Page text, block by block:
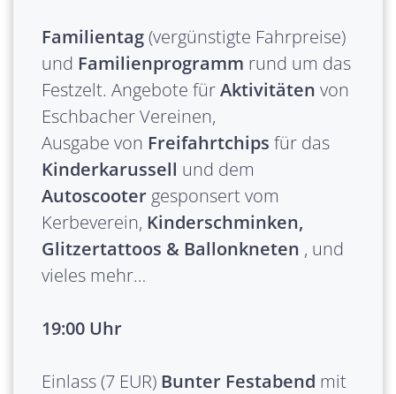
Familientag(vergünstigte Fahrpreise)
und Familienprogramm rund um das
Festzelt. Angebote fürAktivitäten von
Eschbacher Vereinen,
Ausgabe von Freifahrtchips für das
Kinderkarussell und dem
Autoscooter gesponsert vom
Kerbeverein, Kinderschminken,
Glitzertattoos & Ballonkneten , und
vieles mehr…
19:00 Uhr
Einlass (7 EUR) Bunter Festabend mit